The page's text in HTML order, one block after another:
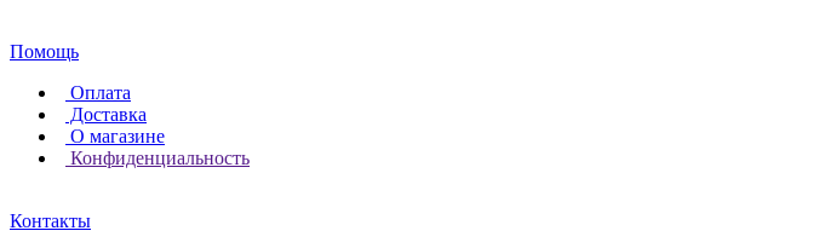
Помощь
Оплата
Доставка
О магазине
Конфиденциальность
Контакты